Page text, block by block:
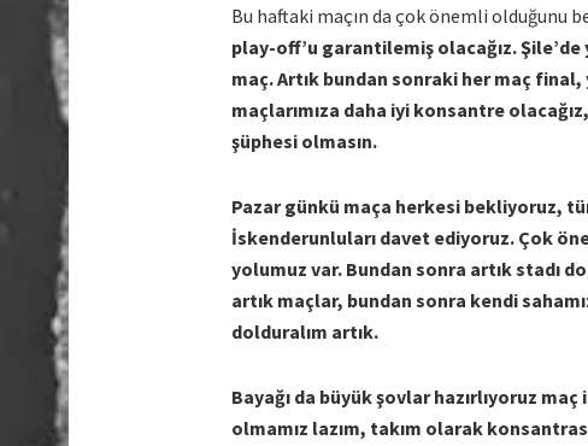
Bu haftaki maçın da çok önemli olduğunu
play-off’u garantilemiş olacağız.
maç. Artık bundan sonraki her maç
maçlarımıza daha iyi konsantre
şüphesi olmasın.
Pazar günkü maça herkesi bekliyoruz,
İskenderunluları davet ediyoruz. Çok
yolumuz var. Bundan sonra artık stadı
artık maçlar, bundan sonra kendi
dolduralım artık.
Bayağı da büyük şovlar hazırlıyoruz
olmamız lazım, takım olarak